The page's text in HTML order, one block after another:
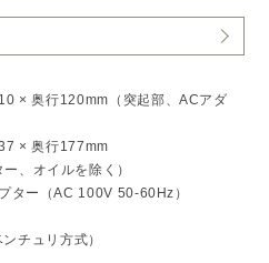
なく自然に満ちていきます。
が続く
しい噴霧技術を採用。
楽しめます。
える
には約1.5倍の静けさ。
と15段階の濃度調整で、シーンに
× 奥行120mm（突起部、ACアダ
× 奥行177mm
、オイルを除く）
ター（AC 100V 50-60Hz）
チュリ方式）